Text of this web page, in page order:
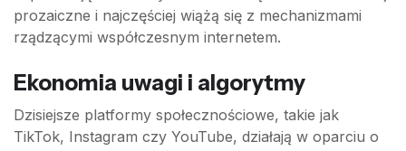
prozaiczne i najczęściej wiążą się z mechanizmami
rządzącymi współczesnym internetem.
Ekonomia uwagi i algorytmy
Dzisiejsze platformy społecznościowe, takie jak
TikTok, Instagram czy YouTube, działają w oparciu o